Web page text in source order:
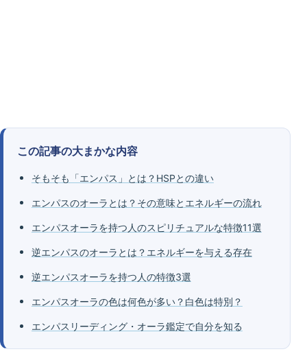
この記事の大まかな内容
そもそも「エンパス」とは？HSPとの違い
エンパスのオーラとは？その意味とエネルギーの流れ
エンパスオーラを持つ人のスピリチュアルな特徴11選
逆エンパスのオーラとは？エネルギーを与える存在
逆エンパスオーラを持つ人の特徴3選
エンパスオーラの色は何色が多い？白色は特別？
エンパスリーディング・オーラ鑑定で自分を知る